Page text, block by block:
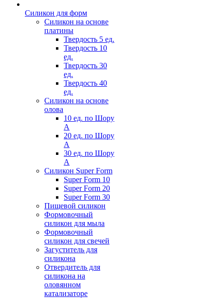
Силикон для форм
Силикон на основе
платины
Твердость 5 ед.
Твердость 10
ед.
Твердость 30
ед.
Твердость 40
ед.
Силикон на основе
олова
10 ед. по Шору
А
20 ед. по Шору
А
30 ед. по Шору
А
Силикон Super Form
Super Form 10
Super Form 20
Super Form 30
Пищевой силикон
Формовочный
силикон для мыла
Формовочный
силикон для свечей
Загуститель для
силикона
Отвердитель для
силикона на
оловянном
катализаторе